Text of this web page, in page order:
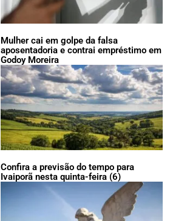
Mulher cai em golpe da falsa
aposentadoria e contrai empréstimo em
Godoy Moreira
Confira a previsão do tempo para
Ivaiporã nesta quinta-feira (6)